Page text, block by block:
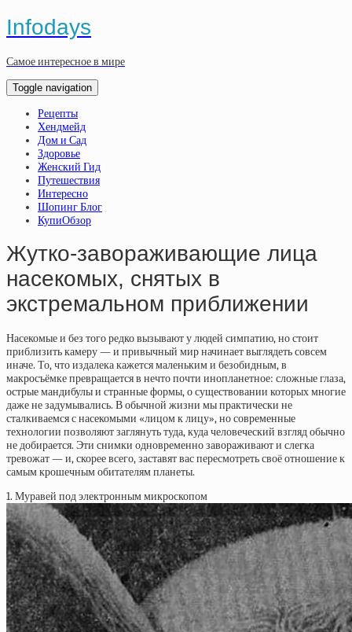
Infodays
Самое интересное в мире
Toggle navigation
Рецепты
Хендмейд
Дом и Сад
Здоровье
Женский Гид
Путешествия
Интересно
Шопинг Блог
КупиОбзор
Жутко-завораживающие лица
насекомых, снятых в
экстремальном приближении
Насекомые и без того редко вызывают у людей симпатию, но стоит
приблизить камеру — и привычный мир начинает выглядеть совсем
иначе. То, что издалека кажется маленьким и безобидным, в
макросъёмке превращается в нечто почти инопланетное: сложные глаза,
острые мандибулы и странные формы, о существовании которых многие
даже не задумывались. В обычной жизни мы практически не
сталкиваемся с насекомыми «лицом к лицу», но современные
технологии позволяют заглянуть туда, куда человеческий взгляд обычно
не добирается. Эти снимки одновременно завораживают и слегка
тревожат — и, скорее всего, заставят вас пересмотреть своё отношение к
самым крошечным обитателям планеты.
1. Муравей под электронным микроскопом